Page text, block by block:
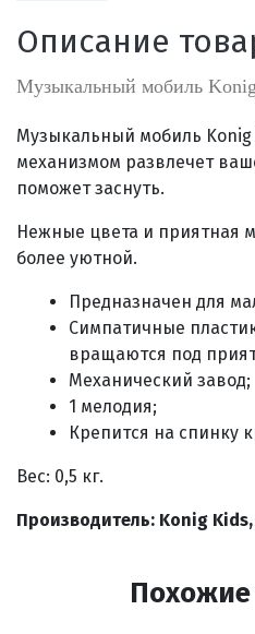
Отправляем во все регионы
службами Пэк, Кит, Луч, Сдэк,
доставка, Почта РФ или любой
Через СБП при
Екатеринбурга и
городов)
Оплата по счету для
Описание
Музыкальный мобиль
Музыкальный мобиль
механизмом развлечет
поможет заснуть.
Нежные цвета и приятная
более уютной.
Предназначен для
Симпатичные
вращаются под
Механический завод;
1 мелодия;
Крепится на спинку
Вес: 0,5 кг.
Производитель: Konig Kids